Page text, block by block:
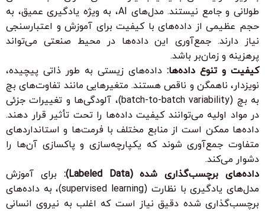
طولانی و جامع نیستند. مدل‌های AI، به ویژه یادگیری عمیق، به
حجم عظیمی از داده‌های با کیفیت برای آموزش و اعتبارسنجی
نیاز دارند. جمع‌آوری این داده‌ها در محیط صنعتی می‌تواند
پرهزینه و زمان‌بر باشد.
کیفیت و تنوع داده‌ها: داده‌های زیستی به طور ذاتی پیچیده،
نویزدار، ناهمگن و ناقص هستند. متغیرهایی مانند تفاوت‌های بچ
به بچ (batch-to-batch variability)، آلودگی‌ها و تغییرات جزئی
در مواد اولیه می‌توانند کیفیت داده‌ها را تحت تأثیر قرار دهند.
داده‌ها ممکن است از منابع مختلف با فرمت‌ها و استانداردهای
متفاوت جمع‌آوری شوند که یکپارچه‌سازی و پاکسازی آن‌ها را
دشوار می‌کند.
داده‌های برچسب‌گذاری شده (Labeled Data):
برای آموزش
مدل‌های یادگیری با نظارت (supervised learning)، به داده‌های
برچسب‌گذاری شده دقیق نیاز است که اغلب به نیروی انسانی